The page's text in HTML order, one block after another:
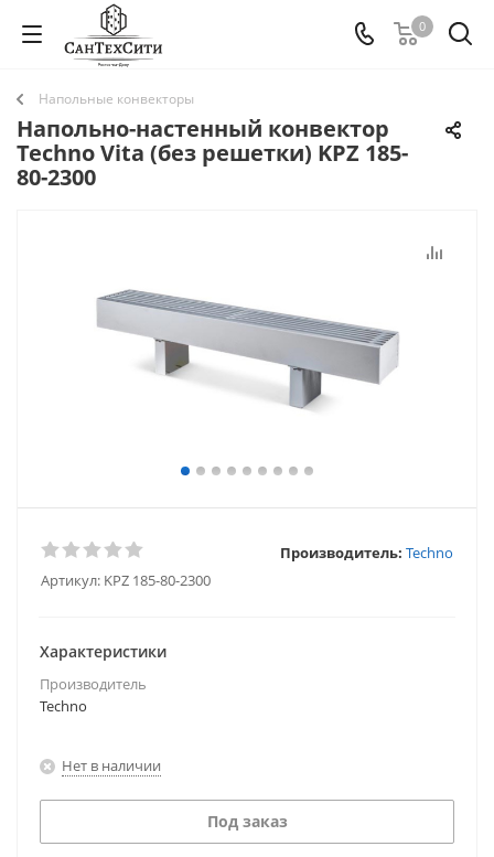
0
Напольные конвекторы
Напольно-настенный конвектор
Techno Vita (без решетки) KPZ 185-
80-2300
Артикул: KPZ 185-80-2300
Производитель: Techno
Характеристики
Производитель
Techno
Нет в наличии
Под заказ